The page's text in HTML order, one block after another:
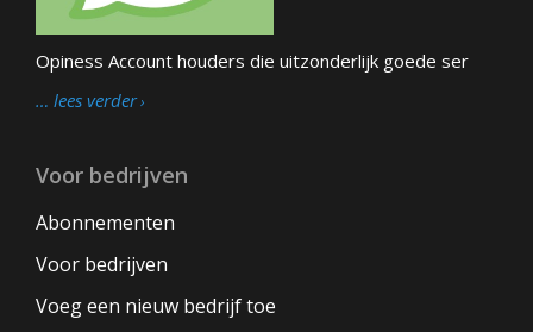
Opiness Account houders die uitzonderlijk goede ser
… lees verder
Voor bedrijven
Abonnementen
Voor bedrijven
Voeg een nieuw bedrijf toe